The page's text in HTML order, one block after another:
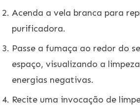
Acenda a vela branca para
purificadora.
Passe a fumaça ao redor do
espaço, visualizando a
energias negativas.
Recite uma invocação de